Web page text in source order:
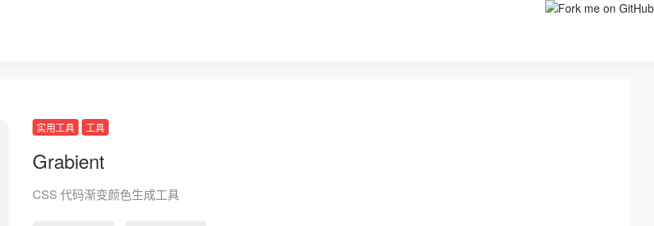
实用工具 工具
Grabient
CSS 代码渐变颜色生成工具